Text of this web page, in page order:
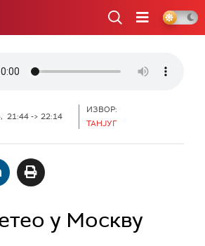
21:44 -> 22:14
ИЗВОР:
ТАНЈУГ
у Москву